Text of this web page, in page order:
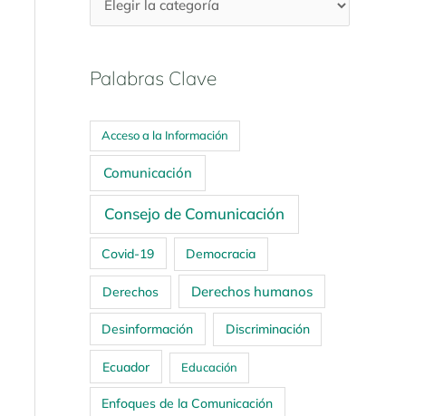
Palabras Clave
Acceso a la Información
Comunicación
Consejo de Comunicación
Covid-19 Democracia
Derechos Derechos humanos
Desinformación Discriminación
Ecuador Educación
Enfoques de la Comunicación